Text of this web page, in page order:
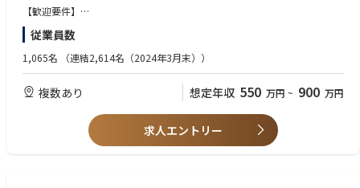
能にします。
計装事業はノウハウを持っている企業が少なく、地元の地場の電機業界関
■施工事例
計装分野ではアズビル株式会社の特約店としてパートナーシップを結び、
販売から施工、メンテナンスまでトータルでサービスを提供しています。
施工事例の一つに地上10階、地下1階の東テクグループ本社ビルがありま
入し、アズビルの中央監視システムsavic-nettFX2が全館の設備運用データ
を集約し、運転・監視を行っています。
【歓迎要件】
■電気工事士
■電気工事施工管理技士
■管工事施工管理技士
■電気主任技術者
■電気通信工事施工管理技士
※今後資格取得に対して意欲がある方も歓迎致します。
従業員数
1,065名 （連結2,614名（2024年3月末））
複数あり 想定年収 550 万円 ~ 900 万円
求人エントリー